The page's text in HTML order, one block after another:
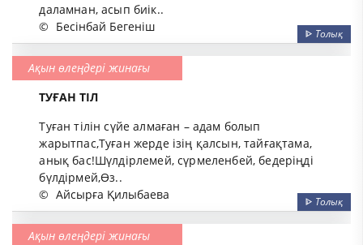
даламнан, асып биік..
© Бесінбай Бегеніш ᐈ Толық
Ақын өлеңдері жинағы
ТУҒАН ТІЛ
Туған тілін сүйе алмаған – адам болып
жарытпас,Туған жерде ізің қалсын, тайғақтама,
анық бас!Шүлдірлемей, сүрмеленбей, бедеріңді
бүлдірмей,Өз..
© Айсырға Қилыбаева ᐈ Толық
Ақын өлеңдері жинағы